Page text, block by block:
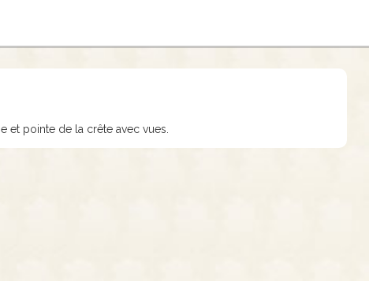
et pointe de la crête avec vues.